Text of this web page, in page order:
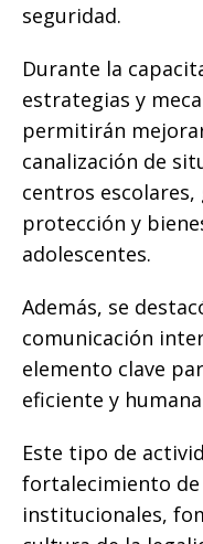
seguridad.
Durante la
estrategias y
permitirán
canalización de
centros
protección y
adolescentes.
Además, se
comunicación
elemento clave
eficiente y
Este tipo de
fortalecimiento de
institucionales,